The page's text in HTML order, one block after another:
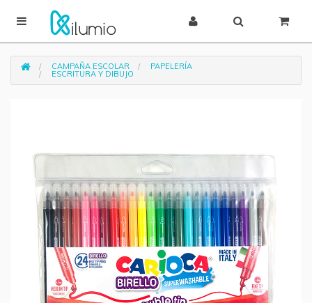
CAMPAÑA ESCOLAR PAPELERÍA
ESCRITURA Y DIBUJO